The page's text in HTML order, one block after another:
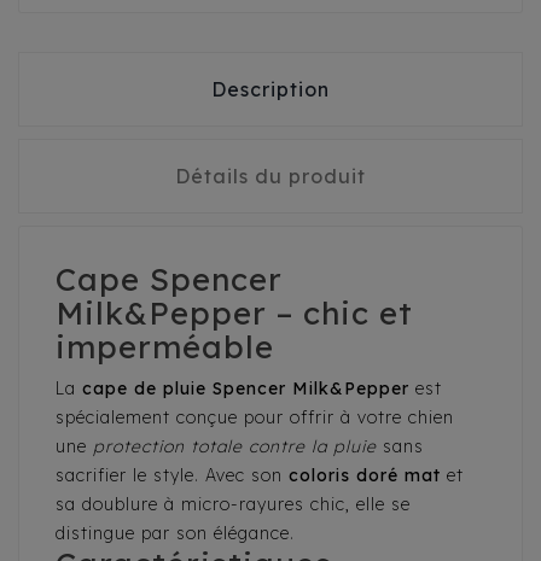
Description
Détails du produit
Cape Spencer
Milk&Pepper – chic et
imperméable
La cape de pluie Spencer Milk&Pepper est
spécialement conçue pour offrir à votre chien
une protection totale contre la pluie sans
sacrifier le style. Avec son coloris doré mat et
sa doublure à micro-rayures chic, elle se
distingue par son élégance.